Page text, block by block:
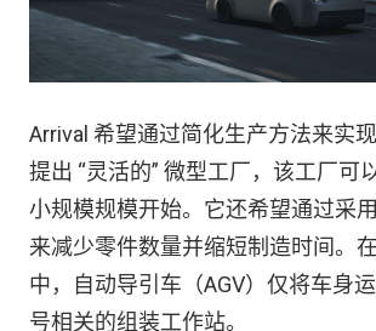
Arrival 希望通过简化生产方法来实
提出 “灵活的” 微型工厂，该工厂可
小规模规模开始。它还希望通过采
来减少零件数量并缩短制造时间。
中，自动导引车（AGV）仅将车身
号相关的组装工作站。